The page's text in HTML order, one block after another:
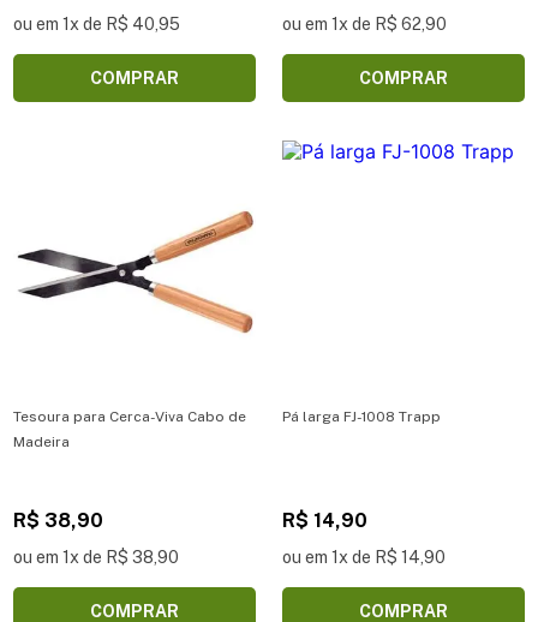
ou em 1x de R$ 40,95
COMPRAR
ou em 1x de R$ 62,90
COMPRAR
Tesoura para Cerca-Viva Cabo de
Madeira
R$ 38,90
ou em 1x de R$ 38,90
COMPRAR
Pá larga FJ-1008 Trapp
R$ 14,90
ou em 1x de R$ 14,90
COMPRAR